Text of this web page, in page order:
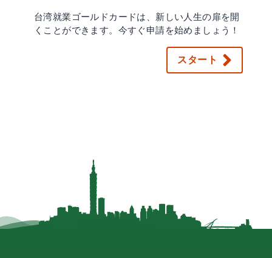
台湾就業ゴールドカードは、新しい人生の扉を開
くことができます。今すぐ申請を始めましょう！
スタート